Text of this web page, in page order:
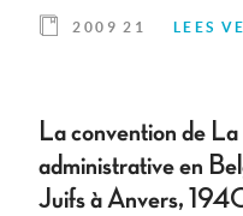
2009 21 LEES
La convention de
administrative en
Juifs à Anvers,